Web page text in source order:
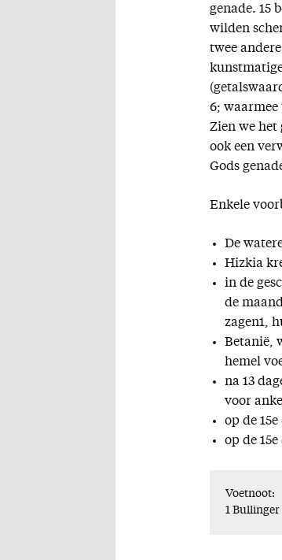
genade. 15
wilden
twee
6; waarmee
Zien we het
ook een
Gods
Enkele
De
Hizkia
in de
de
zagen1,
Betanië,
hemel
na 13
voor
op de
op de
Voetnoot:
1